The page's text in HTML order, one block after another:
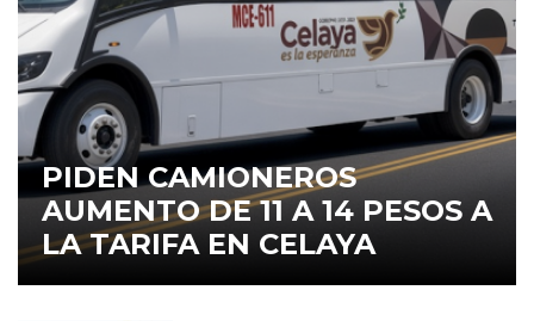
PIDEN CAMIONEROS
AUMENTO DE 11 A 14 PESOS A
LA TARIFA EN CELAYA